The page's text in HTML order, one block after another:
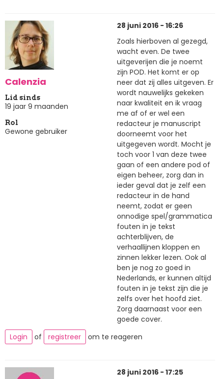
Calenzia
Lid sinds
19 jaar 9 maanden
Rol
Gewone gebruiker
28 juni 2016 - 16:26
Zoals hierboven al gezegd,
wacht even. De twee
uitgeverijen die je noemt
zijn POD. Het komt er op
neer dat zij alles uitgeven. Er
wordt nauwelijks gekeken
naar kwaliteit en ik vraag
me af of er wel een
redacteur je manuscript
doorneemt voor het
uitgegeven wordt. Mocht je
toch voor 1 van deze twee
gaan of een andere pod of
eigen beheer, zorg dan in
ieder geval dat je zelf een
redacteur in de hand
neemt, zodat er geen
onnodige spel/grammatica
fouten in je tekst
achterblijven, de
verhaallijnen kloppen en
zinnen lekker lezen. Ook al
ben je nog zo goed in
Nederlands, er kunnen altijd
fouten in je tekst zijn die je
zelfs over het hoofd ziet.
Zorg daarnaast voor een
goede cover.
Login
of registreer om te reageren
28 juni 2016 - 17:25